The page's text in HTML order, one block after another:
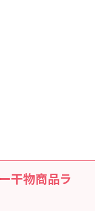
干物商品ラ